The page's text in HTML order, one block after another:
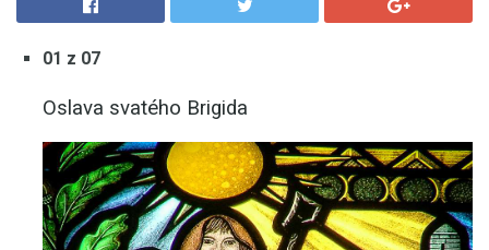
01 z 07
Oslava svatého Brigida